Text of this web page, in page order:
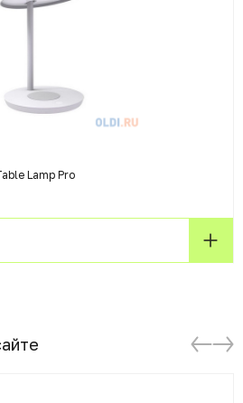
Lamp Pro